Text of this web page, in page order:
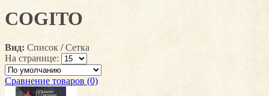
COGITO
Вид: Список / Сетка
На странице:
Сравнение товаров (0)